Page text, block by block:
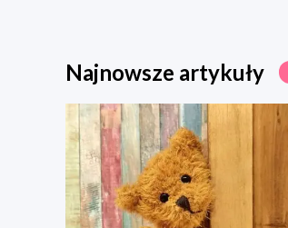
Najnowsze artykuły